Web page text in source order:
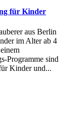
für Kinder
aus Berlin
im Alter ab 4
Programme sind
Kinder und...